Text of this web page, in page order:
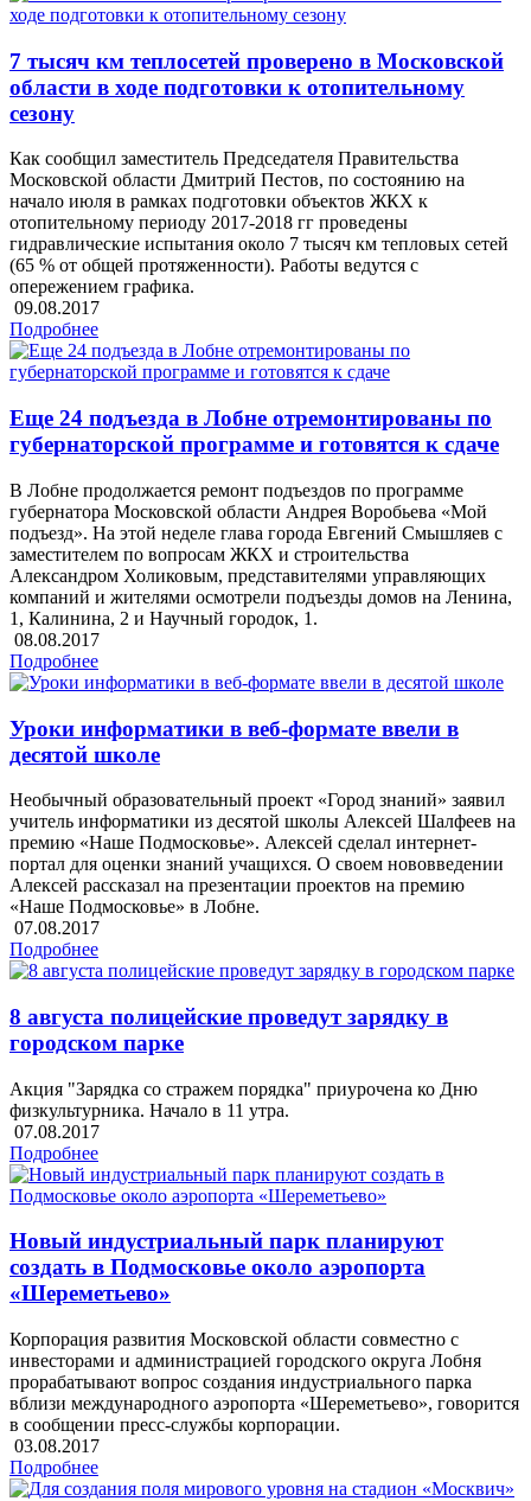
7 тысяч км теплосетей проверено в Московской
области в ходе подготовки к отопительному
сезону
Как сообщил заместитель Председателя Правительства
Московской области Дмитрий Пестов, по состоянию на
начало июля в рамках подготовки объектов ЖКХ к
отопительному периоду 2017-2018 гг проведены
гидравлические испытания около 7 тысяч км тепловых сетей
(65 % от общей протяженности). Работы ведутся с
опережением графика.
09.08.2017
Подробнее
Еще 24 подъезда в Лобне отремонтированы по
губернаторской программе и готовятся к сдаче
В Лобне продолжается ремонт подъездов по программе
губернатора Московской области Андрея Воробьева «Мой
подъезд». На этой неделе глава города Евгений Смышляев с
заместителем по вопросам ЖКХ и строительства
Александром Холиковым, представителями управляющих
компаний и жителями осмотрели подъезды домов на Ленина,
1, Калинина, 2 и Научный городок, 1.
08.08.2017
Подробнее
Уроки информатики в веб-формате ввели в
десятой школе
Необычный образовательный проект «Город знаний» заявил
учитель информатики из десятой школы Алексей Шалфеев на
премию «Наше Подмосковье». Алексей сделал интернет-
портал для оценки знаний учащихся. О своем нововведении
Алексей рассказал на презентации проектов на премию
«Наше Подмосковье» в Лобне.
07.08.2017
Подробнее
8 августа полицейские проведут зарядку в
городском парке
Акция "Зарядка со стражем порядка" приурочена ко Дню
физкультурника. Начало в 11 утра.
07.08.2017
Подробнее
Новый индустриальный парк планируют
создать в Подмосковье около аэропорта
«Шереметьево»
Корпорация развития Московской области совместно с
инвесторами и администрацией городского округа Лобня
прорабатывают вопрос создания индустриального парка
вблизи международного аэропорта «Шереметьево», говорится
в сообщении пресс-службы корпорации.
03.08.2017
Подробнее